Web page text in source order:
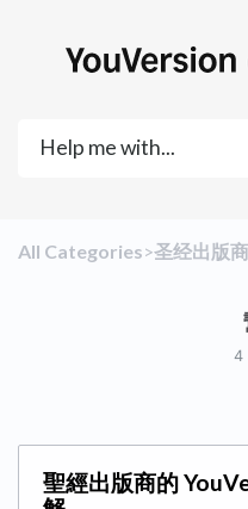
All Categories​>​​圣经出版商
4
聖經出版商的